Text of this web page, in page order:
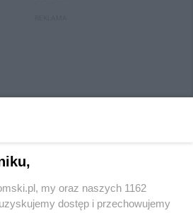
my oraz naszych 1162
dostęp i przechowujemy